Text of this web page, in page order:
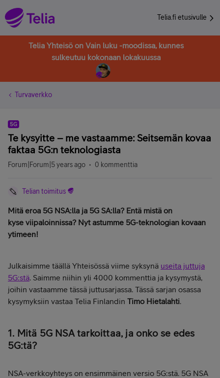
Telia.fi etusivulle
Telia Yhteisö on Vain luku -moodissa, kunnes
sulkeutuu kokonaan lokakuussa
Turvaverkko
5G
Te kysyitte – me vastaamme: Seitsemän kovaa
faktaa 5G:n teknologiasta
Forum|Forum|5 years ago 0 kommenttia
Telian toimitus
Mitä eroa 5G NSA:lla ja 5G SA:lla? Entä mistä on
kyse viipaloinnissa? Nyt astumme 5G-teknologian kovaan
ytimeen!
Julkaisimme täällä Yhteisössä viime syksynä useita juttuja
5G:stä. Saimme niihin yli 4000 kommenttia ja kysymystä,
joihin vastaamme tässä juttusarjassa. Tässä sarjan osassa
kysymyksiin vastaa Telia Finlandin Timo Hietalahti.
1. Mitä 5G NSA tarkoittaa, ja onko se edes
5G:tä?
NSA-verkkoyhteys on ensimmäinen versio 5G:stä. 5G NSA